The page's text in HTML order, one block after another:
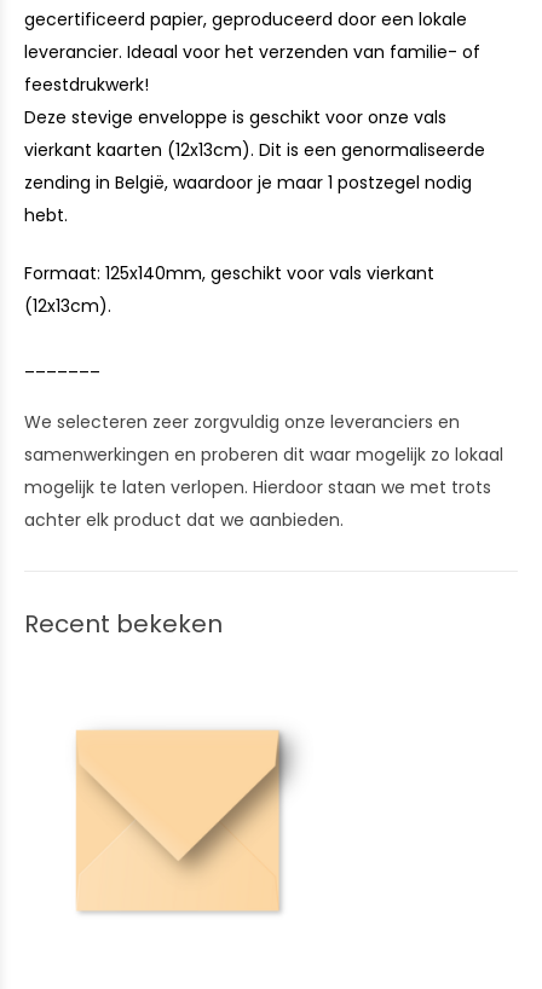
gecertificeerd papier, geproduceerd door een lokale
leverancier. Ideaal voor het verzenden van familie- of
feestdrukwerk!
Deze stevige enveloppe is geschikt voor onze vals
vierkant kaarten (12x13cm). Dit is een genormaliseerde
zending in België, waardoor je maar 1 postzegel nodig
hebt.
Formaat: 125x140mm, geschikt voor vals vierkant
(12x13cm).
We selecteren zeer zorgvuldig onze leveranciers en
samenwerkingen en proberen dit waar mogelijk zo lokaal
mogelijk te laten verlopen. Hierdoor staan we met trots
achter elk product dat we aanbieden.
Recent bekeken